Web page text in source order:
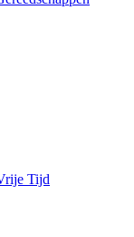
Tijd